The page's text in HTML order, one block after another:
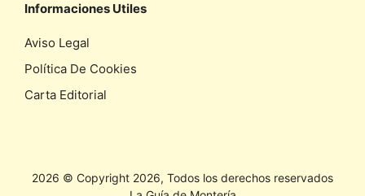
Informaciones Utiles
Aviso Legal
Política De Cookies
Carta Editorial
2026 © Copyright 2026, Todos los derechos reservados